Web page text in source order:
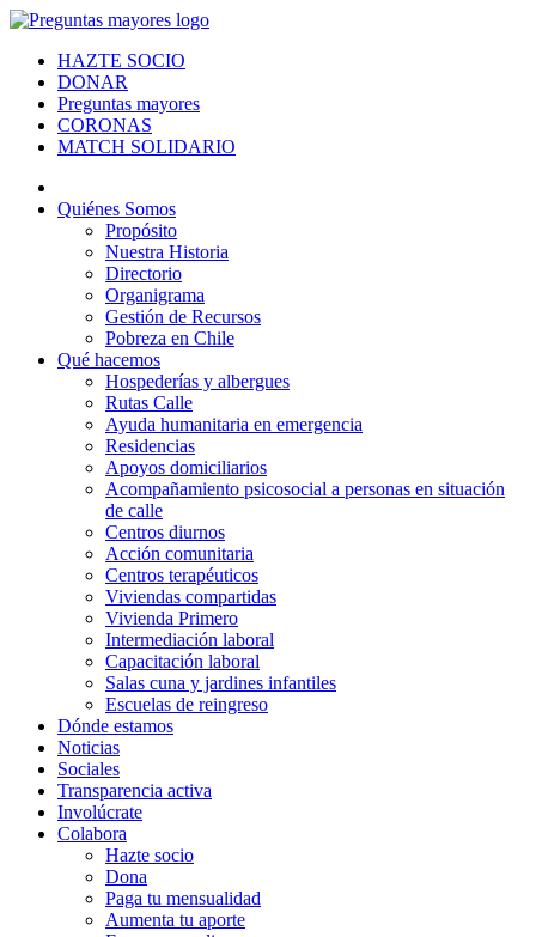
HAZTE SOCIO
DONAR
Preguntas mayores
CORONAS
MATCH SOLIDARIO
Quiénes Somos
Propósito
Nuestra Historia
Directorio
Organigrama
Gestión de Recursos
Pobreza en Chile
Qué hacemos
Hospederías y albergues
Rutas Calle
Ayuda humanitaria en emergencia
Residencias
Apoyos domiciliarios
Acompañamiento psicosocial a personas en situación
de calle
Centros diurnos
Acción comunitaria
Centros terapéuticos
Viviendas compartidas
Vivienda Primero
Intermediación laboral
Capacitación laboral
Salas cuna y jardines infantiles
Escuelas de reingreso
Dónde estamos
Noticias
Sociales
Transparencia activa
Involúcrate
Colabora
Hazte socio
Dona
Paga tu mensualidad
Aumenta tu aporte